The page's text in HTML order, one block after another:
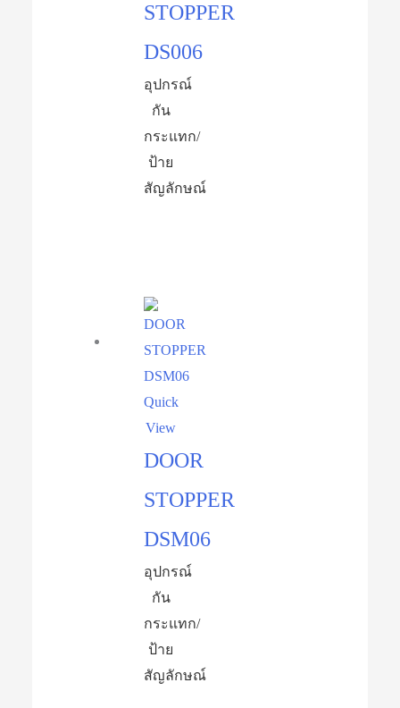
STOPPER
DS006
อุปกรณ์​
กัน
กระแทก/
ป้าย
สัญลักษณ์
Quick
View
DOOR
STOPPER
DSM06
อุปกรณ์​
กัน
กระแทก/
ป้าย
สัญลักษณ์